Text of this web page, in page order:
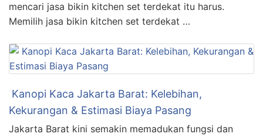
mencari jasa bikin kitchen set terdekat itu harus.
Memilih jasa bikin kitchen set terdekat …
Kanopi Kaca Jakarta Barat: Kelebihan,
Kekurangan & Estimasi Biaya Pasang
Jakarta Barat kini semakin memadukan fungsi dan